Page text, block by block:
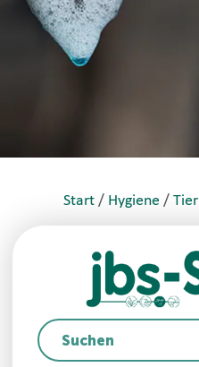
Start / Hygiene /